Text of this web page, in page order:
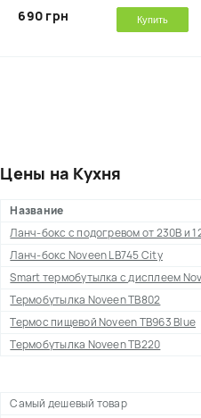
690 грн Купить
Цены на Кухня
Название
Ланч-бокс с подогревом от 230В и
Ланч-бокс Noveen LB745 City
Smart термобутылка с дисплеем
Термобутылка Noveen TB802
Термос пищевой Noveen TB963 Blue
Термобутылка Noveen TB220
Самый дешевый товар